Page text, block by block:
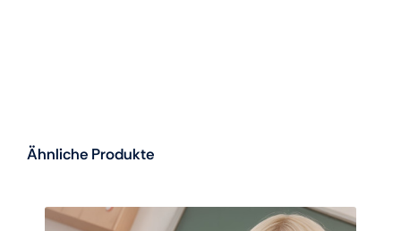
Ähnliche Produkte